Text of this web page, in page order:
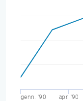
genn. '90 apr. '90